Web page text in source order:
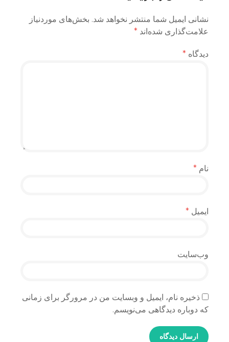
نشانی ایمیل شما منتشر نخواهد شد. بخش‌های موردنیاز
علامت‌گذاری شده‌اند *
دیدگاه *
نام *
ایمیل *
وب‌سایت
ذخیره نام، ایمیل و وبسایت من در مرورگر برای زمانی
که دوباره دیدگاهی می‌نویسم.